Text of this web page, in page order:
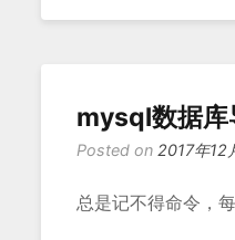
mysql数据库
Posted on 2017年12
总是记不得命令，